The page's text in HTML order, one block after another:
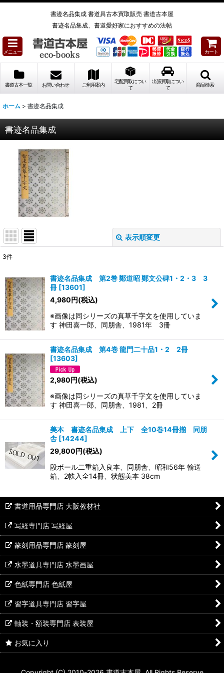
書迹名品集成 書道具古本買取販売 書道古本屋
書迹名品集成、書道愛好家におすすめの法帖
メニュー カート
書道古本一覧 お問い合わせ ご利用案内
宅配買取につい
て
出張買取につい
て
商品検索
ホーム > 書迹名品集成
書迹名品集成
表示順変更
並び順:
絞り込む
3件
書迹名品集成 第2巻 鄭道昭 鄭文公碑1・2・3 3
冊 [13601]
4,980円(税込)
※画像は同シリーズの真草千字文を使用していま
す 神田喜一郎、同朋舎、1981年 3冊
書迹名品集成 第4巻 龍門二十品1・2 2冊
[13603]
2,980 円(税込)
※画像は同シリーズの真草千字文を使用していま
す 神田喜一郎、同朋舎、1981、2冊
美本 書迹名品集成 上下 全10巻14冊揃 同朋
舎 [14244]
29,800 円(税込)
段ボール二重箱入良本、同朋舎、昭和56年 輸送
箱、2帙入全14冊、状態美本 38cm
書道用品専門店 大阪教材社
写経専門店 写経屋
篆刻用品専門店 篆刻屋
水墨道具専門店 水墨画屋
色紙専門店 色紙屋
習字道具専門店 習字屋
軸装・額装専門店 表装屋
お気に入り